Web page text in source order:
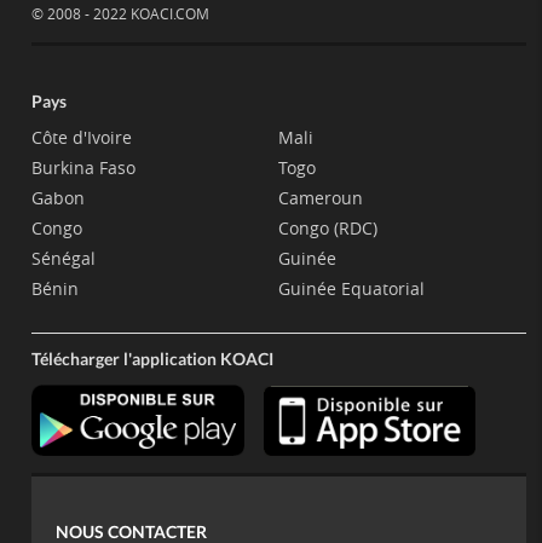
© 2008 - 2022 KOACI.COM
Pays
Côte d'Ivoire
Burkina Faso
Gabon
Congo
Sénégal
Bénin
Mali
Togo
Cameroun
Congo (RDC)
Guinée
Guinée Equatorial
Télécharger l'application KOACI
NOUS CONTACTER